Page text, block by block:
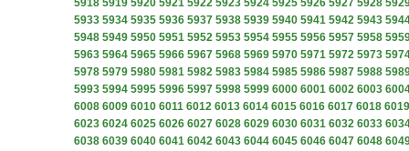
5918 5919 5920 5921 5922 5923 5924 5925 5926 5927 5928
5933 5934 5935 5936 5937 5938 5939 5940 5941 5942 5943
5948 5949 5950 5951 5952 5953 5954 5955 5956 5957 5958
5963 5964 5965 5966 5967 5968 5969 5970 5971 5972 5973
5978 5979 5980 5981 5982 5983 5984 5985 5986 5987 5988
5993 5994 5995 5996 5997 5998 5999 6000 6001 6002 6003
6008 6009 6010 6011 6012 6013 6014 6015 6016 6017 6018 6019
6023 6024 6025 6026 6027 6028 6029 6030 6031 6032 6033
6038 6039 6040 6041 6042 6043 6044 6045 6046 6047 6048